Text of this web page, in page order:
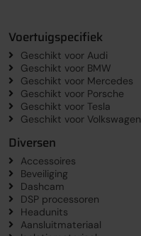
Voertuigspecifiek
Geschikt voor Audi
Geschikt voor BMW
Geschikt voor Mercedes
Geschikt voor Porsche
Geschikt voor Tesla
Geschikt voor Volkswagen
Diversen
Accessoires
Beveiliging
Dashcam
DSP processoren
Headunits
Aansluitmateriaal